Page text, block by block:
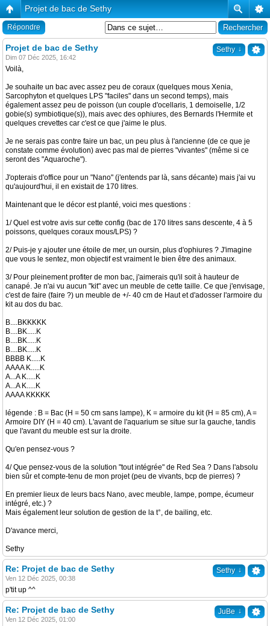
Projet de bac de Sethy
Répondre
Sethy ↓
Projet de bac de Sethy
Dim 07 Déc 2025, 16:42
Voilà,
Je souhaite un bac avec assez peu de coraux (quelques mous Xenia,
Sarcophyton et quelques LPS "faciles" dans un second temps), mais
également assez peu de poisson (un couple d'ocellaris, 1 demoiselle, 1/2
gobie(s) symbiotique(s)), mais avec des ophiures, des Bernards l'Hermite et
quelques crevettes car c'est ce que j'aime le plus.
Je ne serais pas contre faire un bac, un peu plus à l'ancienne (de ce que je
constate comme évolution) avec pas mal de pierres "vivantes" (même si ce
seront des "Aquaroche").
J'opterais d'office pour un "Nano" (j'entends par là, sans décante) mais j'ai vu
qu'aujourd'hui, il en existait de 170 litres.
Maintenant que le décor est planté, voici mes questions :
1/ Quel est votre avis sur cette config (bac de 170 litres sans descente, 4 à 5
poissons, quelques coraux mous/LPS) ?
2/ Puis-je y ajouter une étoile de mer, un oursin, plus d'ophiures ? J'imagine
que vous le sentez, mon objectif est vraiment le bien être des animaux.
3/ Pour pleinement profiter de mon bac, j'aimerais qu'il soit à hauteur de
canapé. Je n'ai vu aucun "kit" avec un meuble de cette taille. Ce que j'envisage,
c'est de faire (faire ?) un meuble de +/- 40 cm de Haut et d'adosser l'armoire du
kit au dos du bac.
B....BKKKKK
B....BK.....K
B....BK.....K
B....BK.....K
BBBB K.....K
AAAA K.....K
A...A K.....K
A...A K.....K
AAAA KKKKK
légende : B = Bac (H = 50 cm sans lampe), K = armoire du kit (H = 85 cm), A =
Armoire DIY (H = 40 cm). L'avant de l'aquarium se situe sur la gauche, tandis
que l'avant du meuble est sur la droite.
Qu'en pensez-vous ?
4/ Que pensez-vous de la solution "tout intégrée" de Red Sea ? Dans l'absolu
bien sûr et compte-tenu de mon projet (peu de vivants, bcp de pierres) ?
En premier lieux de leurs bacs Nano, avec meuble, lampe, pompe, écumeur
intégré, etc.) ?
Mais également leur solution de gestion de la t°, de bailing, etc.
D'avance merci,
Sethy
Sethy ↓
Re: Projet de bac de Sethy
Ven 12 Déc 2025, 00:38
p'tit up ^^
JuBe ↓
Re: Projet de bac de Sethy
Ven 12 Déc 2025, 01:00